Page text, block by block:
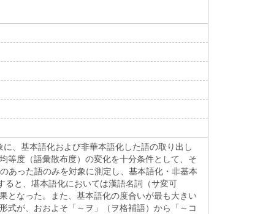
、基本語化および非華本語化した語の取り出し
等度（語彙散布度）の変化を十分条件として、そ
あった語のみを対象に測定し、基本語化・非基本
と、堪本語化においては漢語名詞（サ変可
となった。また、基本語化の度合いが最も大きい
式が、おおよそ「～ヲ」（ヲ格補語）から「～コ